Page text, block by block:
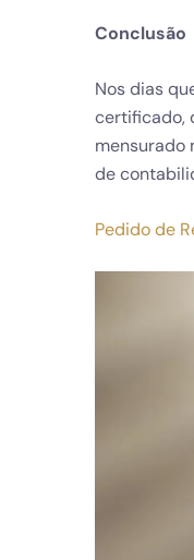
Conclusão
Nos dias
certificado,
mensurado
de
Pedido de